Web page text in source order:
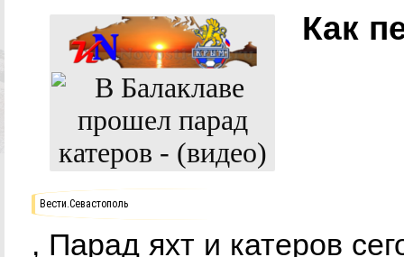
Как
Вести.Севастополь
, Парад яхт и катеров